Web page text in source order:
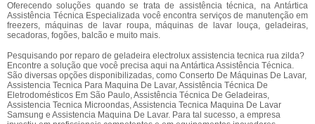
Oferecendo soluções quando se trata de assistência técnica, na Antártica
Assistência Técnica Especializada você encontra serviços de manutenção em
freezers, máquinas de lavar roupa, máquinas de lavar louça, geladeiras,
secadoras, fogões, balcão e muito mais.
Pesquisando por reparo de geladeira electrolux assistencia tecnica rua zilda?
Encontre a solução que você precisa aqui na Antártica Assistência Técnica.
São diversas opções disponibilizadas, como Conserto De Máquinas De Lavar,
Assistencia Tecnica Para Maquina De Lavar, Assistência Técnica De
Eletrodomésticos Em São Paulo, Assistência Técnica De Geladeiras,
Assistencia Tecnica Microondas, Assistencia Tecnica Maquina De Lavar
Samsung e Assistencia Maquina De Lavar. Para tal sucesso, a empresa